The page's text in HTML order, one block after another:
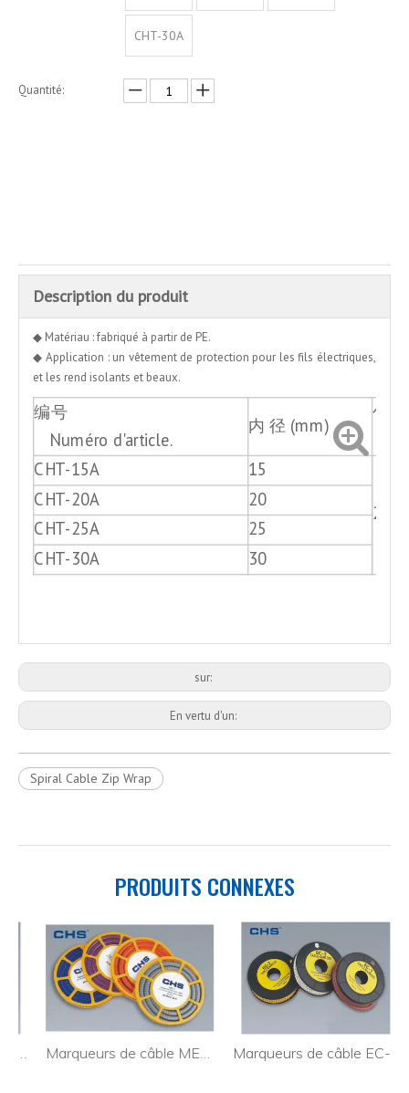
CHT-30A
Quantité:
Description du produit
◆ Matériau : fabriqué à partir de PE.
◆ Application : un vêtement de protection pour les fils électriques,
et les rend isolants et beaux.
编号
Numéro d'article.
内 径 (mm)
包装
CHT-15A
15
2M
CHT-20A
20
CHT-25A
25
CHT-30A
30
sur:
En vertu d'un:
Spiral Cable Zip Wrap
PRODUITS CONNEXES
Marqueurs de câble MEC-0 Marqueurs de câble EC-3